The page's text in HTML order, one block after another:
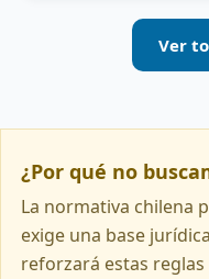
Ver
¿Por qué no
La normativa chilena
exige una base
reforzará estas